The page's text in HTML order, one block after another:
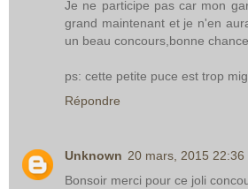
Je ne participe pas car mon
grand maintenant et je n'en
un beau concours,bonne
ps: cette petite puce est trop
Répondre
Unknown 20 mars, 2015 22:36
Bonsoir merci pour ce joli